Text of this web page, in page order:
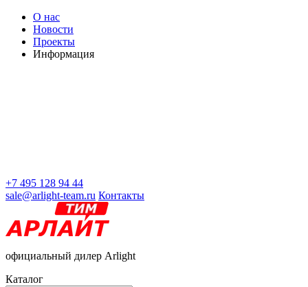
О нас
Новости
Проекты
Информация
+7 495 128 94 44
sale@arlight-team.ru Контакты
официальный дилер Arlight
Каталог